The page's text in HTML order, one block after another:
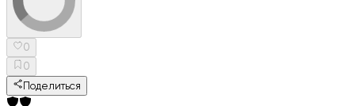
0
0
Поделиться